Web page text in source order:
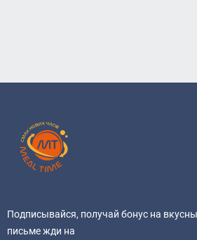
Подписывайся, получай бонус на
письме жди на